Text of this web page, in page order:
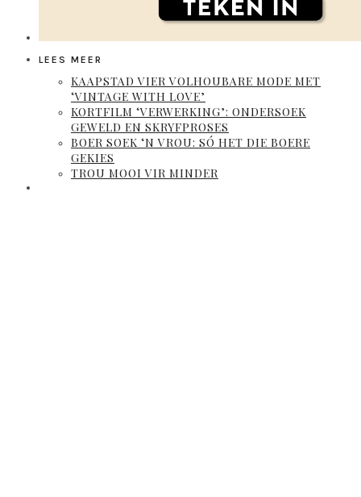
LEES MEER
KAAPSTAD VIER VOLHOUBARE MODE MET
‘VINTAGE WITH LOVE’
KORTFILM ‘VERWERKING’: ONDERSOEK
GEWELD EN SKRYFPROSES
BOER SOEK ‘N VROU: SÓ HET DIE BOERE
GEKIES
TROU MOOI VIR MINDER